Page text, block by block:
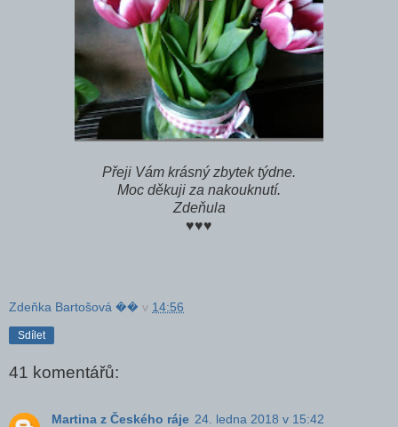
Přeji Vám krásný zbytek týdne.
Moc děkuji za nakouknutí.
Zdeňula
♥♥♥
Zdeňka Bartošová �� v 14:56
Sdílet
41 komentářů:
Martina z Českého ráje 24. ledna 2018 v 15:42